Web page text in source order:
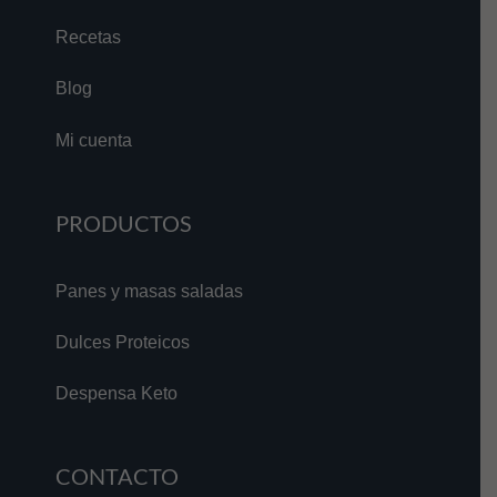
Recetas
Blog
Mi cuenta
PRODUCTOS
Panes y masas saladas
Dulces Proteicos
Despensa Keto
CONTACTO